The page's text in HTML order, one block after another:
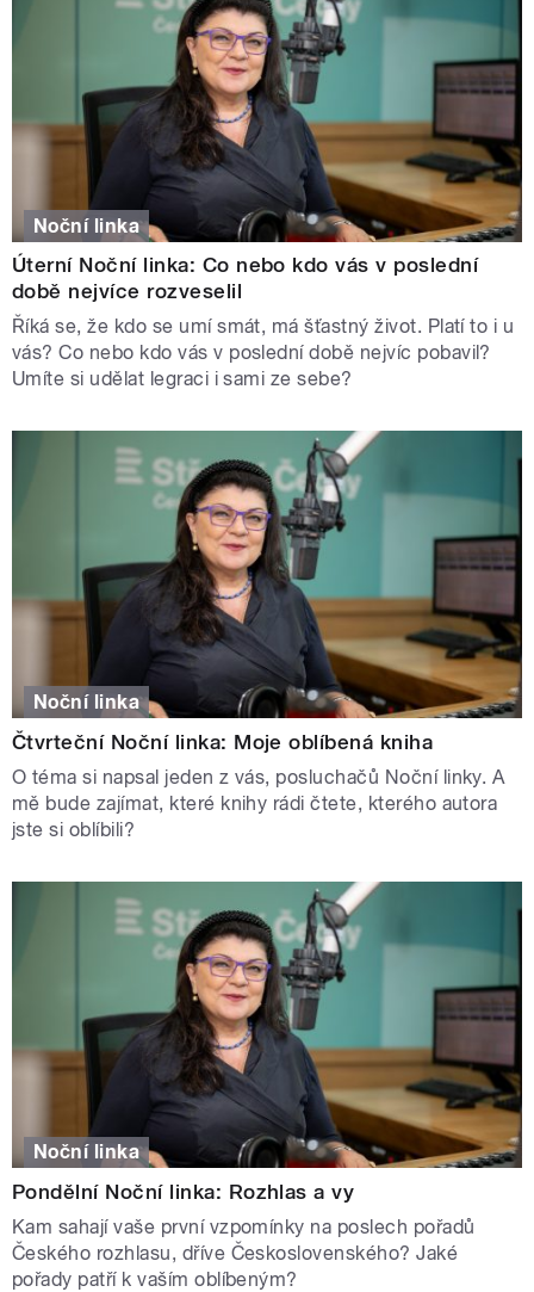
Noční linka
Úterní Noční linka: Co nebo kdo vás v poslední
době nejvíce rozveselil
Říká se, že kdo se umí smát, má šťastný život. Platí to i u
vás? Co nebo kdo vás v poslední době nejvíc pobavil?
Umíte si udělat legraci i sami ze sebe?
Noční linka
Čtvrteční Noční linka: Moje oblíbená kniha
O téma si napsal jeden z vás, posluchačů Noční linky. A
mě bude zajímat, které knihy rádi čtete, kterého autora
jste si oblíbili?
Noční linka
Pondělní Noční linka: Rozhlas a vy
Kam sahají vaše první vzpomínky na poslech pořadů
Českého rozhlasu, dříve Československého? Jaké
pořady patří k vaším oblíbeným?